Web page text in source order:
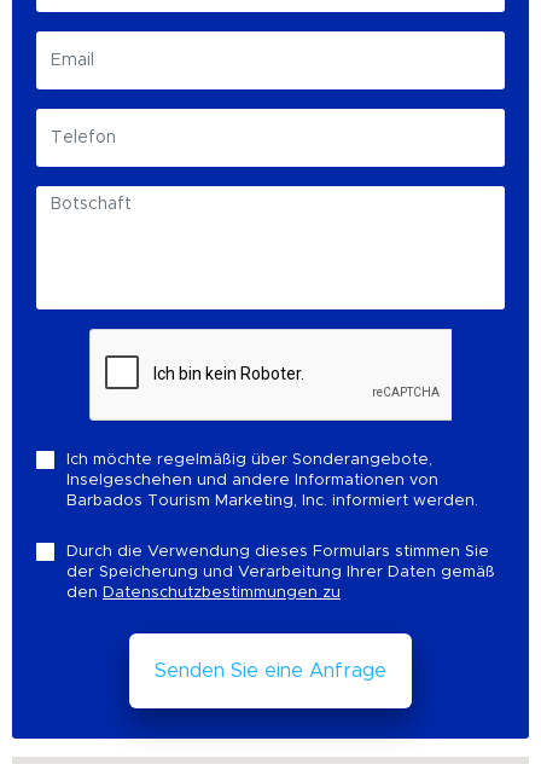
Ich möchte regelmäßig über Sonderangebote,
Inselgeschehen und andere Informationen von
Barbados Tourism Marketing, Inc. informiert werden.
Durch die Verwendung dieses Formulars stimmen Sie
der Speicherung und Verarbeitung Ihrer Daten gemäß
den Datenschutzbestimmungen zu